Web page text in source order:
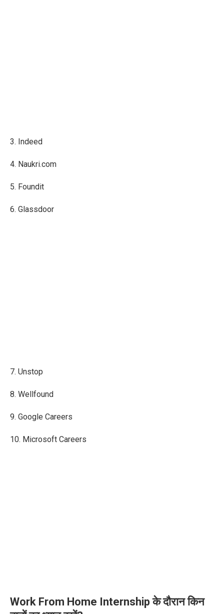
3. Indeed
4. Naukri.com
5. Foundit
6. Glassdoor
7. Unstop
8. Wellfound
9. Google Careers
10. Microsoft Careers
Work From Home Internship के दौरान किन